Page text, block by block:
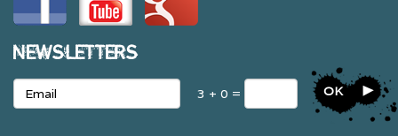
NEWSLETTERS
3 + 0 = OK